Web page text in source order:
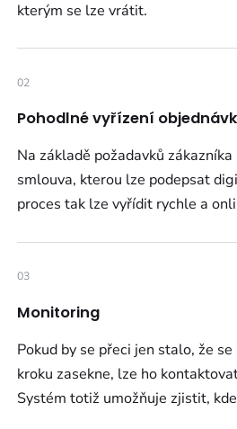
kterým se lze vrátit.
02
Pohodlné vyřízení
Na základě požadavků
smlouva, kterou lze podepsat
proces tak lze vyřídit rychle a
03
Monitoring
Pokud by se přeci jen stalo, že
kroku zasekne, lze ho
Systém totiž umožňuje zjistit,